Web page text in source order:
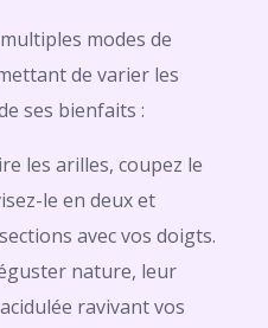
modes de
de varier les
ses bienfaits :
les arilles, coupez le
le en deux et
avec vos doigts.
nature, leur
ravivant vos